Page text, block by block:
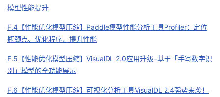
模型性能提升
F.4【性能优化模型压缩】Paddle模型性能分析工具Profiler：定位
瓶颈点、优化程序、提升性能
F.5【性能优化模型压缩】VisualDL 2.0应用升级–基于「手写数字识
别」模型的全功能展示
F.6【性能优化模型压缩】可视化分析工具VisualDL 2.4强势来袭！